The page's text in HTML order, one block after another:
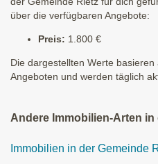
über die verfügbaren Angebote:
Preis: 1.800 €
Die dargestellten Werte
Angeboten und werden täglich
Andere Immobilien-Arten in
Immobilien in der Gemeinde